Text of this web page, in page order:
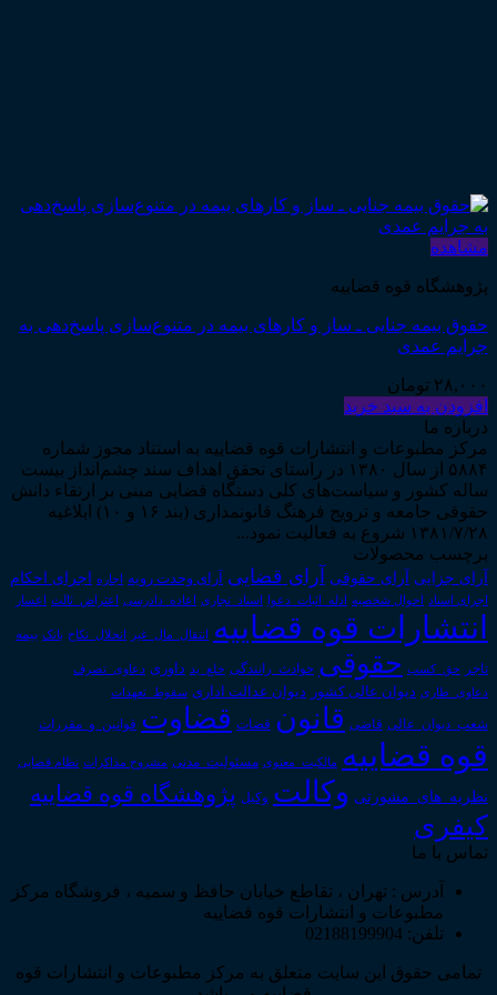
مشاهده
پژوهشگاه قوه قضاییه
حقوق بیمه جنایی ـ ساز و کارهای بیمه در متنوع‌سازی پاسخ‌دهی به
جرایم عمدی
۲۸,۰۰۰ تومان
افزودن به سبد خرید
درباره ما
مرکز مطبوعات و انتشارات قوه قضاییه به استناد مجوز شماره
۵۸۸۴ از سال ۱۳۸۰ در راستای تحقق اهداف سند چشم‌انداز بیست
ساله کشور و سیاست‌های کلی دستگاه قضایی مبنی بر ارتقاء دانش
حقوقی جامعه و ترویج فرهنگ قانونمداری (بند ۱۶ و ۱۰) ابلاغیه
۱۳۸۱/۷/۲۸ شروع به فعالیت نمود...
برچسب محصولات
آرای جزایی آرای حقوقی آرای قضایی آرای وحدت رویه اجاره اجرای احکام
اجرای اسناد احوال شخصیه ادله_اثبات_دعوا اسناد_تجاری اعاده_دادرسی اعتراض_ثالث اعسار
انتشارات قوه قضاییه انتقال_مال_غیر انحلال_نکاح بانک بیمه
تاجر حق_کسب حقوقی حوادث_رانندگی خلع_ید داوری دعاوی_تصرف
دعاوی_طاری دیوان عالی کشور دیوان عدالت اداری سقوط_تعهدات
شعب_دیوان_عالی قاضی قانون قضات قضاوت قوانین_و_مقررات
قوه قضاییه مالکیت_معنوی مسئولیت_مدنی مشروح مذاکرات نظام قضایی
نظریه_های_مشورتی وکالت وکیل پژوهشگاه قوه قضاییه
کیفری
تماس با ما
آدرس : تهران ، تقاطع خیابان حافظ و سمیه ، فروشگاه مرکز
مطبوعات و انتشارات قوه قضاییه
تلفن: 02188199904
تمامی حقوق این سایت متعلق به مرکز مطبوعات و انتشارات قوه